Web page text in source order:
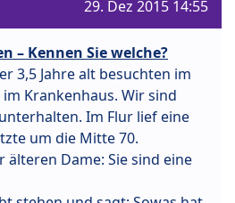
29. Dez 2015 14:55
– Kennen Sie welche?
3,5 Jahre alt besuchten im
Krankenhaus. Wir sind
Im Flur lief eine
um die Mitte 70.
älteren Dame: Sie sind eine